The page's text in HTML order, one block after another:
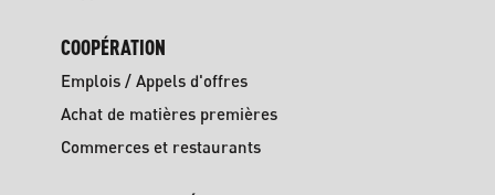
COOPÉRATION
Emplois / Appels d'offres
Achat de matières premières
Commerces et restaurants